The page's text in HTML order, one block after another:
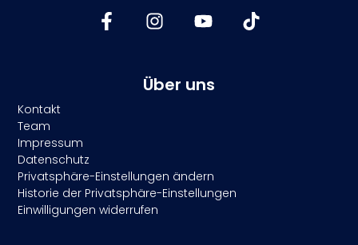
Über uns
Kontakt
Team
Impressum
Datenschutz
Privatsphäre-Einstellungen ändern
Historie der Privatsphäre-Einstellungen
Einwilligungen widerrufen